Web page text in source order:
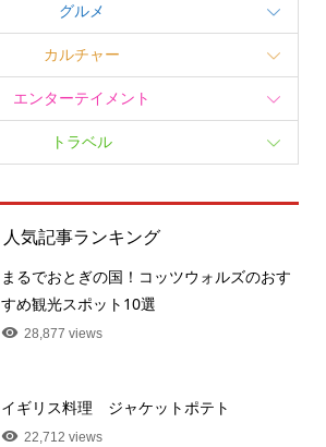
グルメ
カルチャー
エンターテイメント
トラベル
人気記事ランキング
まるでおとぎの国！コッツウォルズのおす
すめ観光スポット10選
28,877 views
イギリス料理 ジャケットポテト
22,712 views